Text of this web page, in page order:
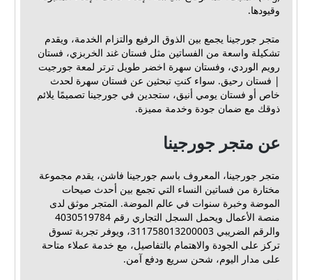
وقيودها.
متجر جورجينا يجمع بين الذوق الرفيع والتزام الخدمة، ويقدم
تشكيلة واسعة من الفساتين مثل فستان غند الخربزي، فستان
رويم الوردي، وفستان سهرة اخضر طويل ترتر لمعة جورجيت
| فستان رحيق. سواء كنتِ تبحثين عن فستان سهرة لحدث
خاص أو فستان يومي أنيق، ستجدين في جورجينا تصميمًا يلائم
ذوقك مع ضمان جودة وخدمة مميزة.
عن متجر جورجينا
متجر جورجينا، المعروف باسم جورجينا فاشن، يقدم مجموعة
مختارة من فساتين النساء التي تجمع بين أحدث صيحات
الموضة وخبرة سنوات في عالم الموضة. المتجر موثق لدى
منصة الأعمال ويحمل السجل التجاري رقم 4030519784
والرقم الضريبي 311758013200003، ويوفر تجربة تسوق
تركز على الجودة والاهتمام بالتفاصيل، مع خدمة عملاء متاحة
على مدار اليوم، شحن سريع ودفع آمن.